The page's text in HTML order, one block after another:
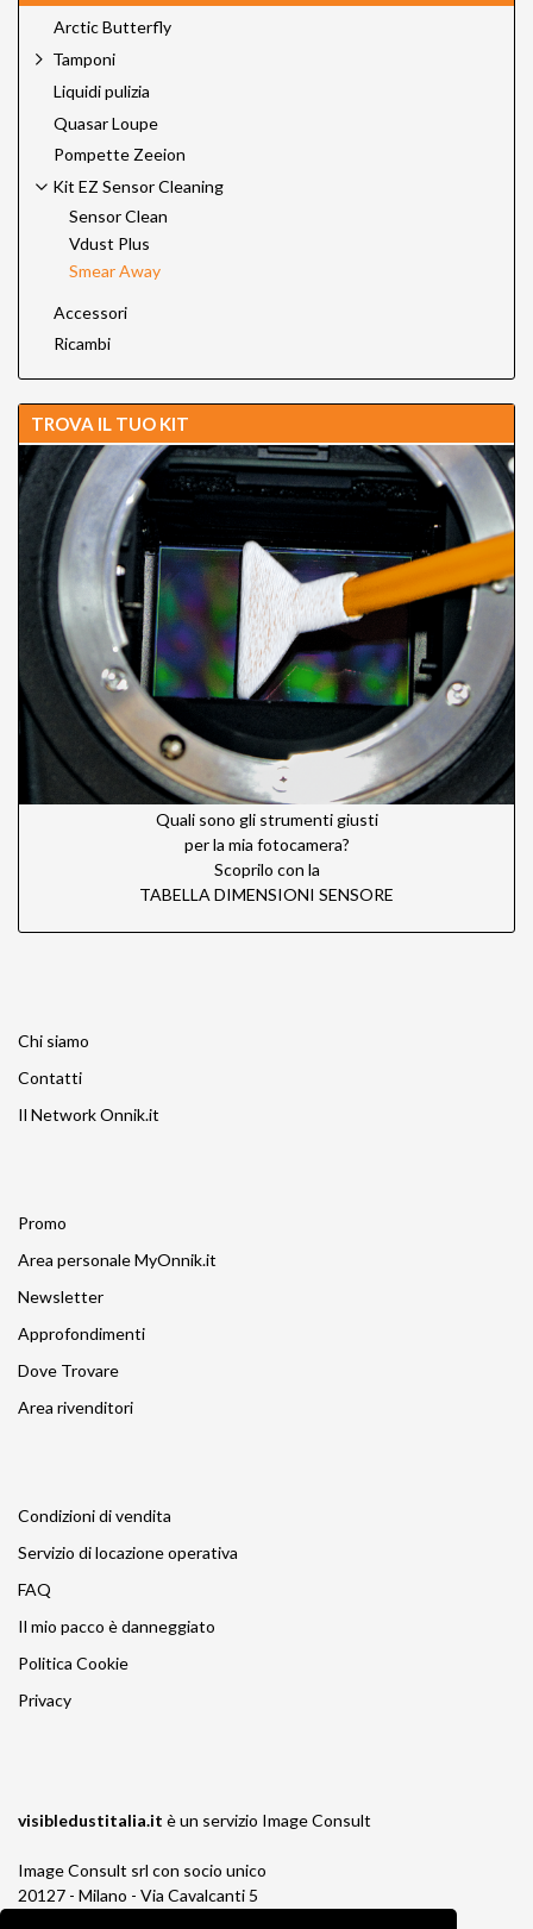
Arctic Butterfly
Tamponi
Liquidi pulizia
Quasar Loupe
Pompette Zeeion
Kit EZ Sensor Cleaning
Sensor Clean
Vdust Plus
Smear Away
Accessori
Ricambi
TROVA IL TUO KIT
Quali sono gli strumenti giusti
per la mia fotocamera?
Scoprilo con la
TABELLA DIMENSIONI SENSORE
Chi siamo
Contatti
Il Network Onnik.it
Promo
Area personale MyOnnik.it
Newsletter
Approfondimenti
Dove Trovare
Area rivenditori
Condizioni di vendita
Servizio di locazione operativa
FAQ
Il mio pacco è danneggiato
Politica Cookie
Privacy
visibledustitalia.it è un servizio Image Consult
Image Consult srl con socio unico
20127 - Milano - Via Cavalcanti 5